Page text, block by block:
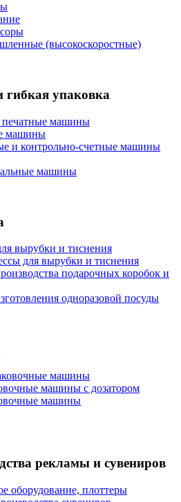
(высокоскоростные)
гибкая упаковка
печатные машины
машины
и контрольно-счетные машины
машины
вырубки и тиснения
для вырубки и тиснения
подарочных коробок и
одноразовой посуды
машины
машины с дозатором
машины
рекламы и сувениров
оборудование, плоттеры